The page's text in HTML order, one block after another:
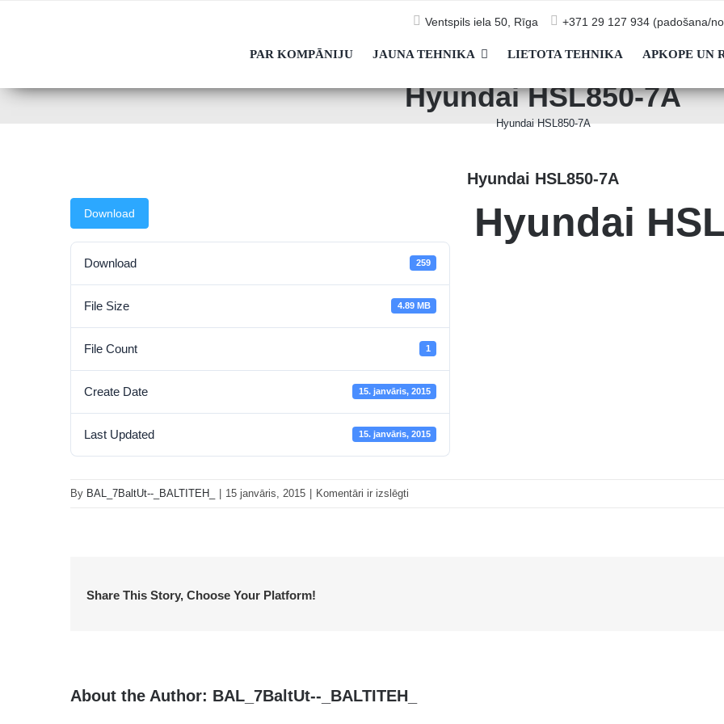
Ventspils iela 50, Rīga +371 29 127 934 (padošana/
PAR KOMPĀNIJU JAUNA TEHNIKA LIETOTA TEHNIKA APKOPE UN
Hyundai HSL850-7A
Hyundai HSL850-7A
Hyundai HSL850-7A
Download
Download 259
File Size 4.89 MB
File Count 1
Create Date 15. janvāris, 2015
Last Updated 15. janvāris, 2015
Hyundai
By BAL_7BaltUt--_BALTITEH_ 15 janvāris, 2015 Komentāri ir izslēgti
Share This Story, Choose Your Platform!
About the Author: BAL_7BaltUt--_BALTITEH_